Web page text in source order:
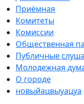
Приёмная
Комитеты
Комиссии
Общественная
Публичные
Молодежная
О городе
новыйацвыуацуа